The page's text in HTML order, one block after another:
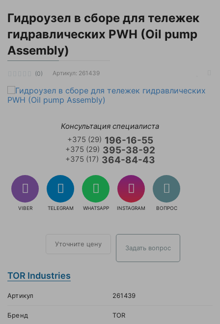
Гидроузел в сборе для тележек
гидравлических PWH (Oil pump
Assembly)
(0) Артикул: 261439
Консультация специалиста
+375 (29) 196-16-55
+375 (29) 395-38-92
+375 (17) 364-84-43
VIBER TELEGRAM WHATSAPP INSTAGRAM ВОПРОС
Уточните цену Задать вопрос
TOR Industries
Артикул 261439
Бренд TOR